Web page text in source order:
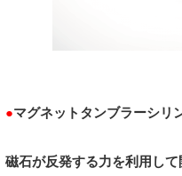
●マグネットタンブラーシリ
磁石が反発する力を利用して